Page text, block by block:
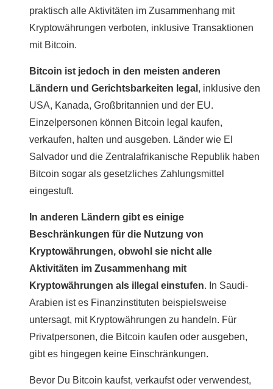
praktisch alle Aktivitäten im Zusammenhang mit
Kryptowährungen verboten, inklusive Transaktionen
mit Bitcoin.
Bitcoin ist jedoch in den meisten anderen
Ländern und Gerichtsbarkeiten legal , inklusive den
USA, Kanada, Großbritannien und der EU.
Einzelpersonen können Bitcoin legal kaufen,
verkaufen, halten und ausgeben. Länder wie El
Salvador und die Zentralafrikanische Republik haben
Bitcoin sogar als gesetzliches Zahlungsmittel
eingestuft.
In anderen Ländern gibt es einige
Beschränkungen für die Nutzung von
Kryptowährungen, obwohl sie nicht alle
Aktivitäten im Zusammenhang mit
Kryptowährungen als illegal einstufen. In Saudi-
Arabien ist es Finanzinstituten beispielsweise
untersagt, mit Kryptowährungen zu handeln. Für
Privatpersonen, die Bitcoin kaufen oder ausgeben,
gibt es hingegen keine Einschränkungen.
Bevor Du Bitcoin kaufst, verkaufst oder verwendest,